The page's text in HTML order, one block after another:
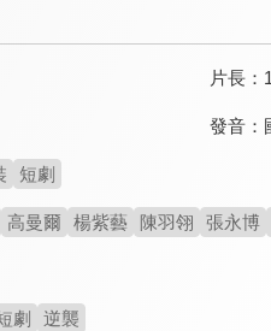
片長：
發音：
短劇
高曼爾 楊紫藝 陳羽翎 張永博
劇 逆襲